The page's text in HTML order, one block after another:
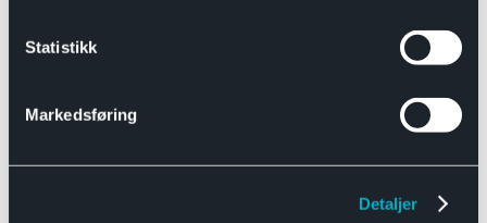
Statistikk
Markedsføring
Detaljer